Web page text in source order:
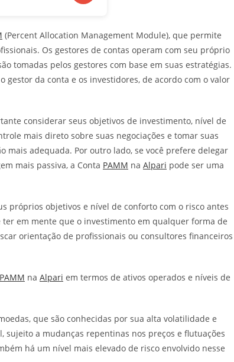
(Percent Allocation Management Module), que permite
Os gestores de contas operam com seu próprio
tomadas pelos gestores com base em suas estratégias.
da conta e os investidores, de acordo com o valor
considerar seus objetivos de investimento, nível de
mais direto sobre suas negociações e tomar suas
mais adequada. Por outro lado, se você prefere delegar
mais passiva, a Conta PAMM na Alpari pode ser uma
próprios objetivos e nível de conforto com o risco antes
em mente que o investimento em qualquer forma de
orientação de profissionais ou consultores financeiros
PAMM na Alpari em termos de ativos operados e níveis de
que são conhecidas por sua alta volatilidade e
a mudanças repentinas nos preços e flutuações
há um nível mais elevado de risco envolvido nesse